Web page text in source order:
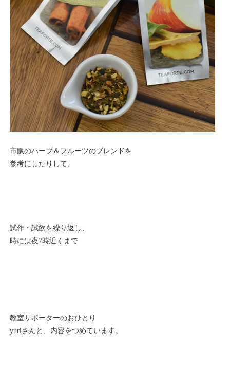
市販のハーブ＆フルーツのブレンドを
参考にしたりして、
試作・試飲を繰り返し、
時には夜7時近くまで
教室サポーターのおひとり
yuriさんと、内容をつめています。